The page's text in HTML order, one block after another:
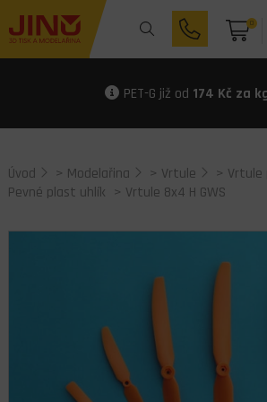
0
PET-G již od 174 Kč za
Úvod > Modelařina > Vrtule >
Pevné plast uhlík > Vrtule 8x4 H GWS